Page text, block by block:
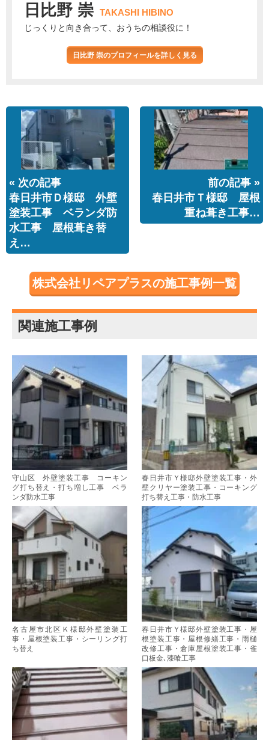
日比野 崇 TAKASHI HIBINO
じっくりと向き合って、おうちの相談役に！
日比野 崇のプロフィールを詳しく見る
« 次の記事
春日井市Ｄ様邸 外壁
塗装工事 ベランダ防
水工事 屋根葺き替
え…
前の記事 »
春日井市Ｔ様邸 屋根
重ね葺き工事…
株式会社リペアプラスの施工事例一覧
関連施工事例
守山区 外壁塗装工事 コーキン
グ打ち替え・打ち増し工事 ベラ
ンダ防水工事
春日井市Ｙ様邸外壁塗装工事・外
壁クリヤー塗装工事・コーキング
打ち替え工事・防水工事
名古屋市北区Ｋ様邸外壁塗装工
事・屋根塗装工事・シーリング打
ち替え
春日井市Ｙ様邸外壁塗装工事・屋
根塗装工事・屋根修繕工事・雨樋
改修工事・倉庫屋根塗装工事・雀
口板金､漆喰工事